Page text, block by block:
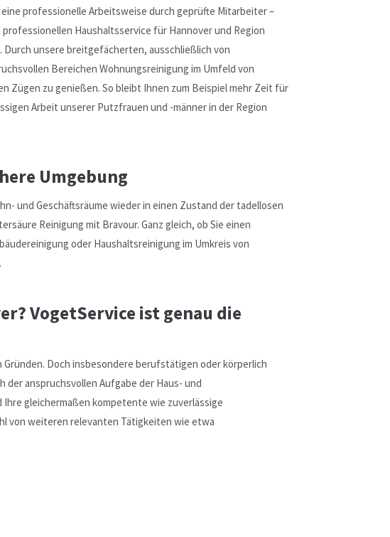
professionelle Arbeitsweise durch geprüfte Mitarbeiter –
Haushaltsservice für Hannover und Region
unsere breitgefächerten, ausschließlich von
Bereichen Wohnungsreinigung im Umfeld von
Zügen zu genießen. So bleibt Ihnen zum Beispiel mehr Zeit für
Arbeit unserer Putzfrauen und -männer in der Region
Umgebung
und Geschäftsräume wieder in einen Zustand der tadellosen
Reinigung mit Bravour. Ganz gleich, ob Sie einen
oder Haushaltsreinigung im Umkreis von
VogetService ist genau die
Doch insbesondere berufstätigen oder körperlich
anspruchsvollen Aufgabe der Haus- und
gleichermaßen kompetente wie zuverlässige
von weiteren relevanten Tätigkeiten wie etwa